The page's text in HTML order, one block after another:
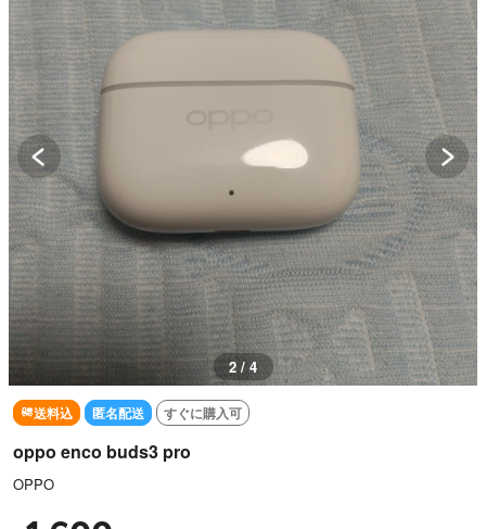
3 / 4
送料込 匿名配送 すぐに購入可
oppo enco buds3 pro
OPPO